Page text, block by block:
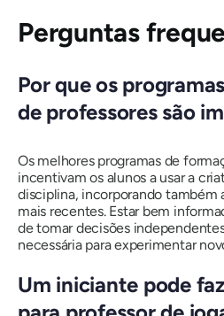
Perguntas
Por que os
de professores são
Os melhores programas de
incentivam os alunos a usar a
disciplina, incorporando também
mais recentes. Estar bem
de tomar decisões
necessária para experimentar
Um iniciante pode